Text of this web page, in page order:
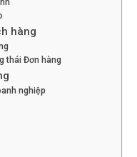
hàng
thái Đơn hàng
nghiệp